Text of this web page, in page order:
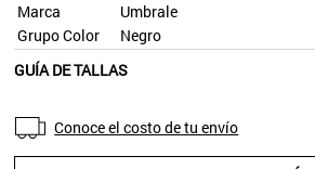
Marca
Umbrale
Grupo Color
Negro
GUÍA DE TALLAS
Conoce el costo de tu envío